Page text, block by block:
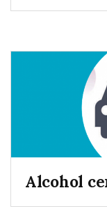
Alcohol